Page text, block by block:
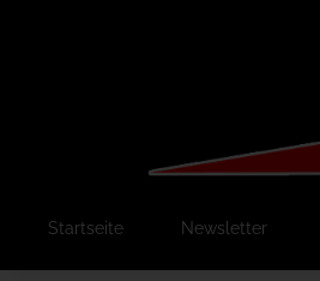
Startseite Newsletter